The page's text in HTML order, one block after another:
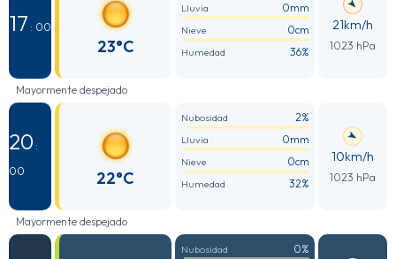
17 : 00
23°C
Lluvia 0mm
Nieve 0cm
Humedad 36%
21km/h
1023 hPa
Mayormente despejado
20 :
00
22°C
Nubosidad 2%
Lluvia 0mm
Nieve 0cm
Humedad 32%
10km/h
1023 hPa
Mayormente despejado
Nubosidad 0%